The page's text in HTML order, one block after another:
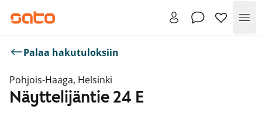
Palaa hakutuloksiin
Pohjois-Haaga, Helsinki
Näyttelijäntie 24 E